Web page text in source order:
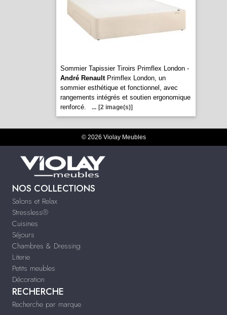
Sommier Tapissier Tiroirs Primflex London -
André RenaultPrimflex London, un
sommier esthétique et fonctionnel, avec
rangements intégrés et soutien ergonomique
renforcé.
... [2 image(s)]
© 2026 Violay Meubles
NOS COLLECTIONS
Salons et Relax
Stressless®
Cuisines
Séjours
Chambres & Dressing
Literie
Petits meubles
Décoration
RECHERCHE
Recherche par marque